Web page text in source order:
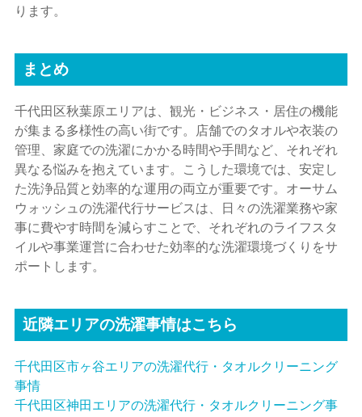
ります。
まとめ
千代田区秋葉原エリアは、観光・ビジネス・居住の機能
が集まる多様性の高い街です。店舗でのタオルや衣装の
管理、家庭での洗濯にかかる時間や手間など、それぞれ
異なる悩みを抱えています。こうした環境では、安定し
た洗浄品質と効率的な運用の両立が重要です。オーサム
ウォッシュの洗濯代行サービスは、日々の洗濯業務や家
事に費やす時間を減らすことで、それぞれのライフスタ
イルや事業運営に合わせた効率的な洗濯環境づくりをサ
ポートします。
近隣エリアの洗濯事情はこちら
千代田区市ヶ谷エリアの洗濯代行・タオルクリーニング
事情
千代田区神田エリアの洗濯代行・タオルクリーニング事